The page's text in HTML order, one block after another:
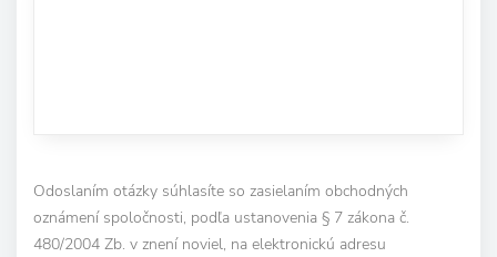
Odoslaním otázky súhlasíte so zasielaním obchodných
oznámení spoločnosti, podľa ustanovenia § 7 zákona č.
480/2004 Zb. v znení noviel, na elektronickú adresu